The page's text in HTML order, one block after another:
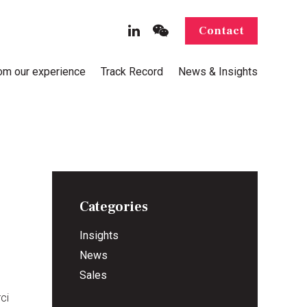
Contact
our experience Track Record News & Insights
Categories
Insights
News
Sales